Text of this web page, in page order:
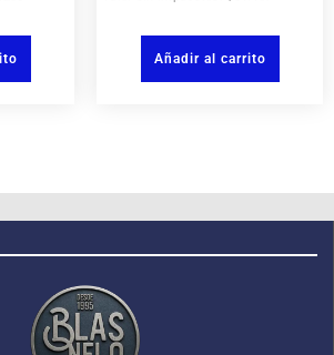
Añadir al carrito